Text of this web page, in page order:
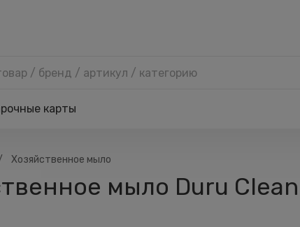
карты
Хозяйственное мыло
мыло Duru